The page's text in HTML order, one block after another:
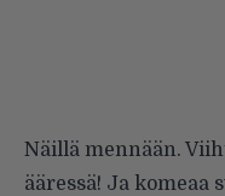
Näillä mennään.
ääressä! Ja komeaa